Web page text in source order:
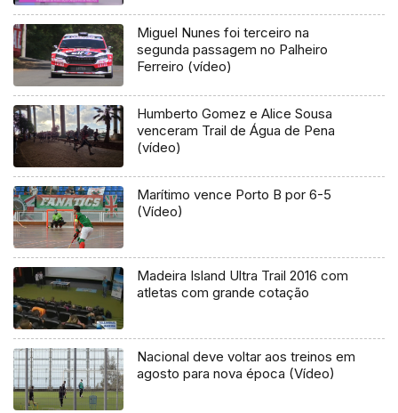
Miguel Nunes foi terceiro na
segunda passagem no Palheiro
Ferreiro (vídeo)
Humberto Gomez e Alice Sousa
venceram Trail de Água de Pena
(vídeo)
Marítimo vence Porto B por 6-5
(Vídeo)
Madeira Island Ultra Trail 2016 com
atletas com grande cotação
Nacional deve voltar aos treinos em
agosto para nova época (Vídeo)